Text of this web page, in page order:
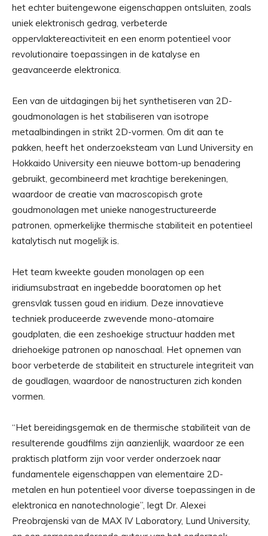
het echter buitengewone eigenschappen ontsluiten, zoals
uniek elektronisch gedrag, verbeterde
oppervlaktereactiviteit en een enorm potentieel voor
revolutionaire toepassingen in de katalyse en
geavanceerde elektronica.
Een van de uitdagingen bij het synthetiseren van 2D-
goudmonolagen is het stabiliseren van isotrope
metaalbindingen in strikt 2D-vormen. Om dit aan te
pakken, heeft het onderzoeksteam van Lund University en
Hokkaido University een nieuwe bottom-up benadering
gebruikt, gecombineerd met krachtige berekeningen,
waardoor de creatie van macroscopisch grote
goudmonolagen met unieke nanogestructureerde
patronen, opmerkelijke thermische stabiliteit en potentieel
katalytisch nut mogelijk is.
Het team kweekte gouden monolagen op een
iridiumsubstraat en ingebedde booratomen op het
grensvlak tussen goud en iridium. Deze innovatieve
techniek produceerde zwevende mono-atomaire
goudplaten, die een zeshoekige structuur hadden met
driehoekige patronen op nanoschaal. Het opnemen van
boor verbeterde de stabiliteit en structurele integriteit van
de goudlagen, waardoor de nanostructuren zich konden
vormen.
“Het bereidingsgemak en de thermische stabiliteit van de
resulterende goudfilms zijn aanzienlijk, waardoor ze een
praktisch platform zijn voor verder onderzoek naar
fundamentele eigenschappen van elementaire 2D-
metalen en hun potentieel voor diverse toepassingen in de
elektronica en nanotechnologie”, legt Dr. Alexei
Preobrajenski van de MAX IV Laboratory, Lund University,